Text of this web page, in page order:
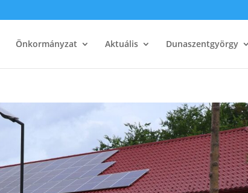
Önkormányzat Aktuális Dunaszentgyörgy